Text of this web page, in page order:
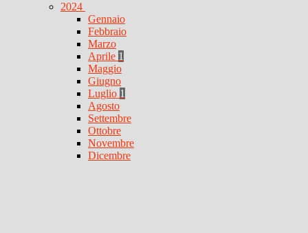
2024
Gennaio
Febbraio
Marzo
Aprile 1
Maggio
Giugno
Luglio 1
Agosto
Settembre
Ottobre
Novembre
Dicembre